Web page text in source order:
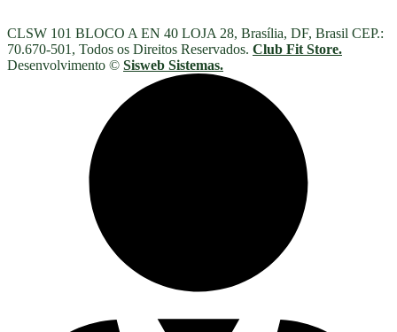
CLSW 101 BLOCO A EN 40 LOJA 28, Brasília, DF, Brasil CEP.:
70.670-501, Todos os Direitos Reservados. Club Fit Store.
Desenvolvimento © Sisweb Sistemas.